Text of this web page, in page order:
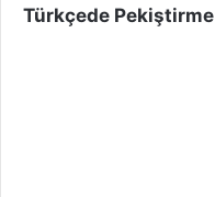
Türkçede Pekiştirme